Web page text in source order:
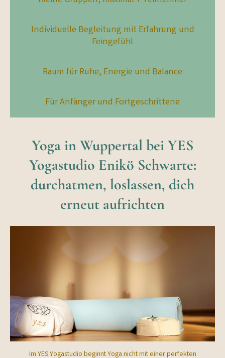
Individuelle Begleitung mit Erfahrung und
Feingefühl
Raum für Ruhe, Energie und Balance
Für Anfänger und Fortgeschrittene
Yoga in Wuppertal bei YES
Yogastudio Enikö Schwarte:
durchatmen, loslassen, dich
erneut aufrichten
Im YES Yogastudio beginnt Yoga nicht mit einer perfekten